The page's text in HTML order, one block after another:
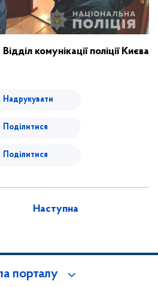
Відділ комунікації поліції Києва
Надрукувати
Поділитися
Поділитися
Наступна
порталу